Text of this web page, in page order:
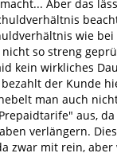
Aber das
wie bei
so streng
kein wirkliches
der Kunde
man auch
aus,
verlängern.
zwar mit rein,